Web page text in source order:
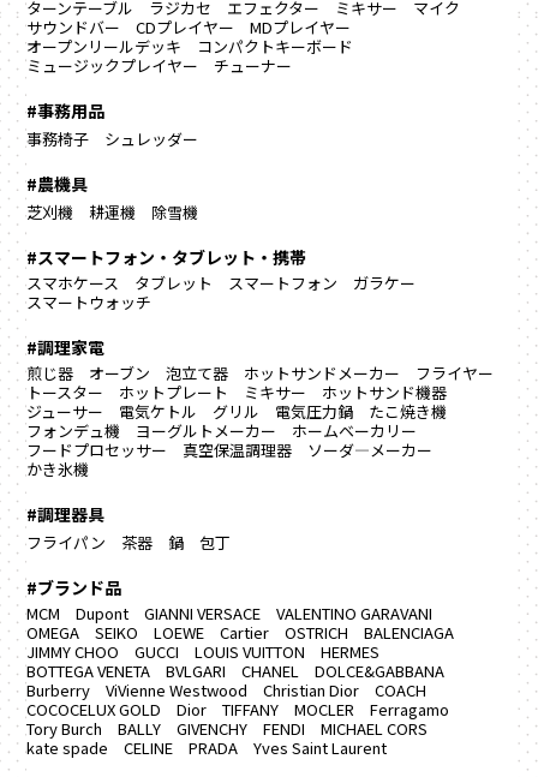
ターンテーブル
ラジカセ エフェクター ミキサー
マイク
サウンドバー
CDプレイヤー
MDプレイヤー
オープンリールデッキ
コンパクトキーボード
ミュージックプレイヤー
チューナー
#事務用品
事務椅子 シュレッダー
#農機具
芝刈機 耕運機 除雪機
#スマートフォン・タブレット・携帯
スマホケース タブレット スマートフォン
ガラケー
スマートウォッチ
#調理家電
煎じ器 オーブン 泡立て器 ホットサンドメーカー
フライヤー
トースター
ホットプレート ミキサー
ホットサンド機器
ジューサー
電気ケトル グリル 電気圧力鍋
たこ焼き機
フォンデュ機
ヨーグルトメーカー
ホームベーカリー
フードプロセッサー
真空保温調理器
ソーダ―メーカー
かき氷機
#調理器具
フライパン 茶器 鍋 包丁
#ブランド品
MCM Dupont GIANNI VERSACE
VALENTINO GARAVANI
OMEGA
SEIKO LOEWE Cartier OSTRICH
BALENCIAGA
JIMMY CHOO
GUCCI LOUIS VUITTON
HERMES
BOTTEGA VENETA
BVLGARI CHANEL
DOLCE&GABBANA
Burberry
ViVienne Westwood Christian Dior
COACH
COCOCELUX GOLD
Dior TIFFANY MOCLER
Ferragamo
Tory Burch
BALLY GIVENCHY FENDI
MICHAEL CORS
kate spade
CELINE PRADA Yves Saint Laurent